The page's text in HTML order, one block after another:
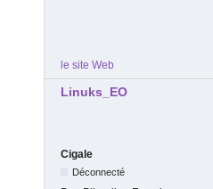
le site Web
Linuks_EO
Cigale
Déconnecté